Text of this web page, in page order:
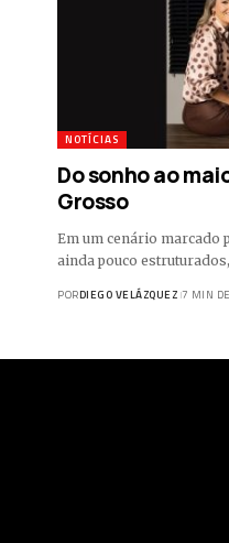
NOTÍCIAS
Do sonho ao
Grosso
Em um cenário marcado
ainda pouco
PORDIEGO VELÁZQUEZ 7 MIN